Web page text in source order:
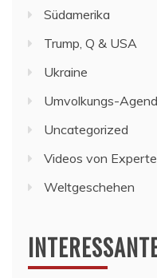
Südamerika
Trump, Q & USA
Ukraine
Umvolkungs-
Uncategorized
Videos von
Weltgeschehen